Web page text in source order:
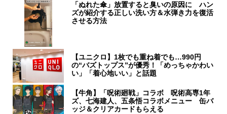
「ぬれた傘」放置すると臭いの原因に ハン
ズが紹介する正しい洗い方＆水弾き力を復活
させる方法
【ユニクロ】1枚でも重ね着でも…990円
の“バズトップス”が優秀！「めっちゃかわい
い」「着心地いい」と話題
【牛角】「呪術廻戦」コラボ 呪術高専1年
ズ、七海建人、五条悟コラボメニュー 缶バ
ッジ＆クリアカードもらえる